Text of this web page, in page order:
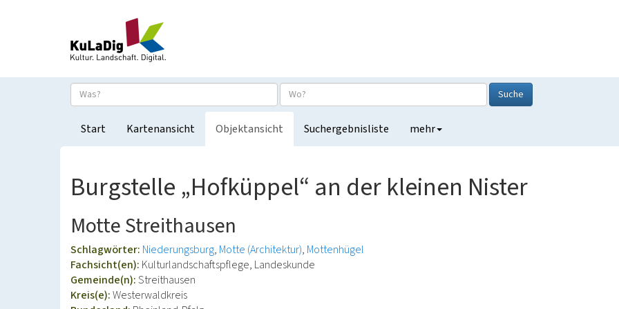
Suche
Start Kartenansicht Objektansicht Suchergebnisliste mehr
Burgstelle „Hofküppel“ an der kleinen Nister
Motte Streithausen
Schlagwörter: Niederungsburg Motte (Architektur) Mottenhügel
Fachsicht(en): Kulturlandschaftspflege, Landeskunde
Gemeinde(n):Streithausen
Kreis(e):Westerwaldkreis